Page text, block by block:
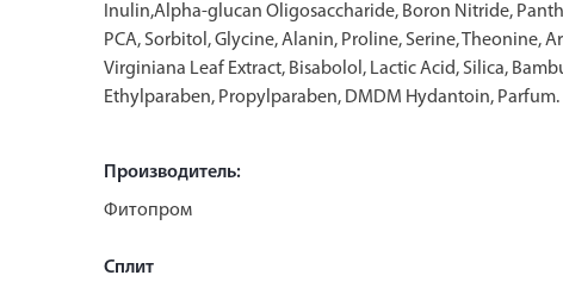
Inulin,Alpha-glucan Oligosaccharide, Boron Nitride,
PCA, Sorbitol, Glycine, Alanin, Proline, Serine, Theonine,
Virginiana Leaf Extract, Bisabolol, Lactic Acid, Silica,
Ethylparaben, Propylparaben, DMDM Hydantoin, Parfum.
Производитель:
Фитопром
Сплит